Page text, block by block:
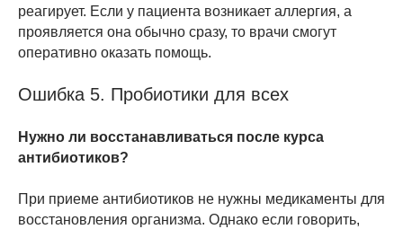
реагирует. Если у пациента возникает аллергия, а
проявляется она обычно сразу, то врачи смогут
оперативно оказать помощь.
Ошибка 5. Пробиотики для всех
Нужно ли восстанавливаться после курса
антибиотиков?
При приеме антибиотиков не нужны медикаменты для
восстановления организма. Однако если говорить,